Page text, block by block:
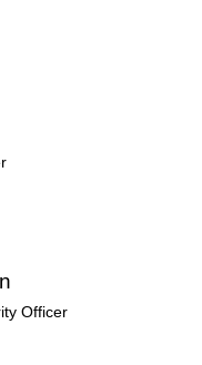
Officer